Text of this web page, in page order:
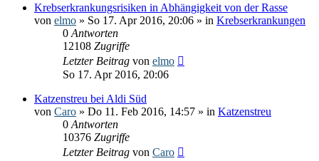
Krebserkrankungsrisiken in Abhängigkeit von der Rasse
von elmo » So 17. Apr 2016, 20:06 » in Krebserkrankungen
0 Antworten
12108 Zugriffe
Letzter Beitrag von elmo
So 17. Apr 2016, 20:06
Katzenstreu bei Aldi Süd
von Caro » Do 11. Feb 2016, 14:57 » in Katzenstreu
0 Antworten
10376 Zugriffe
Letzter Beitrag von Caro